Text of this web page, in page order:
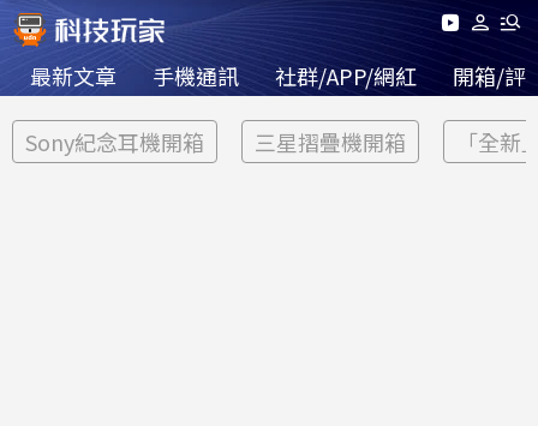
最新文章 手機通訊 社群/APP/網紅 開箱/評
Sony紀念耳機開箱 三星摺疊機開箱 「全新